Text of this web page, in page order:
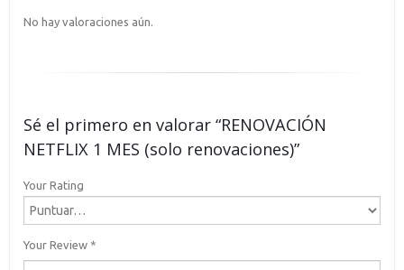
No hay valoraciones aún.
Sé el primero en valorar “RENOVACIÓN
NETFLIX 1 MES (solo renovaciones)”
Your Rating
Your Review *